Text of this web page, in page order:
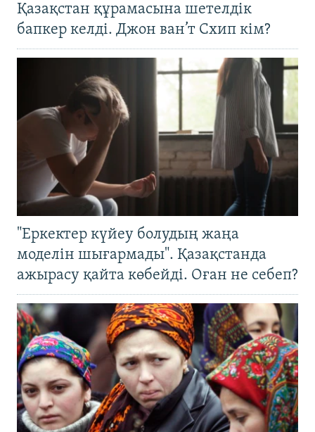
Қазақстан құрамасына шетелдік
бапкер келді. Джон ван’т Схип кім?
"Еркектер күйеу болудың жаңа
моделін шығармады". Қазақстанда
ажырасу қайта көбейді. Оған не себеп?